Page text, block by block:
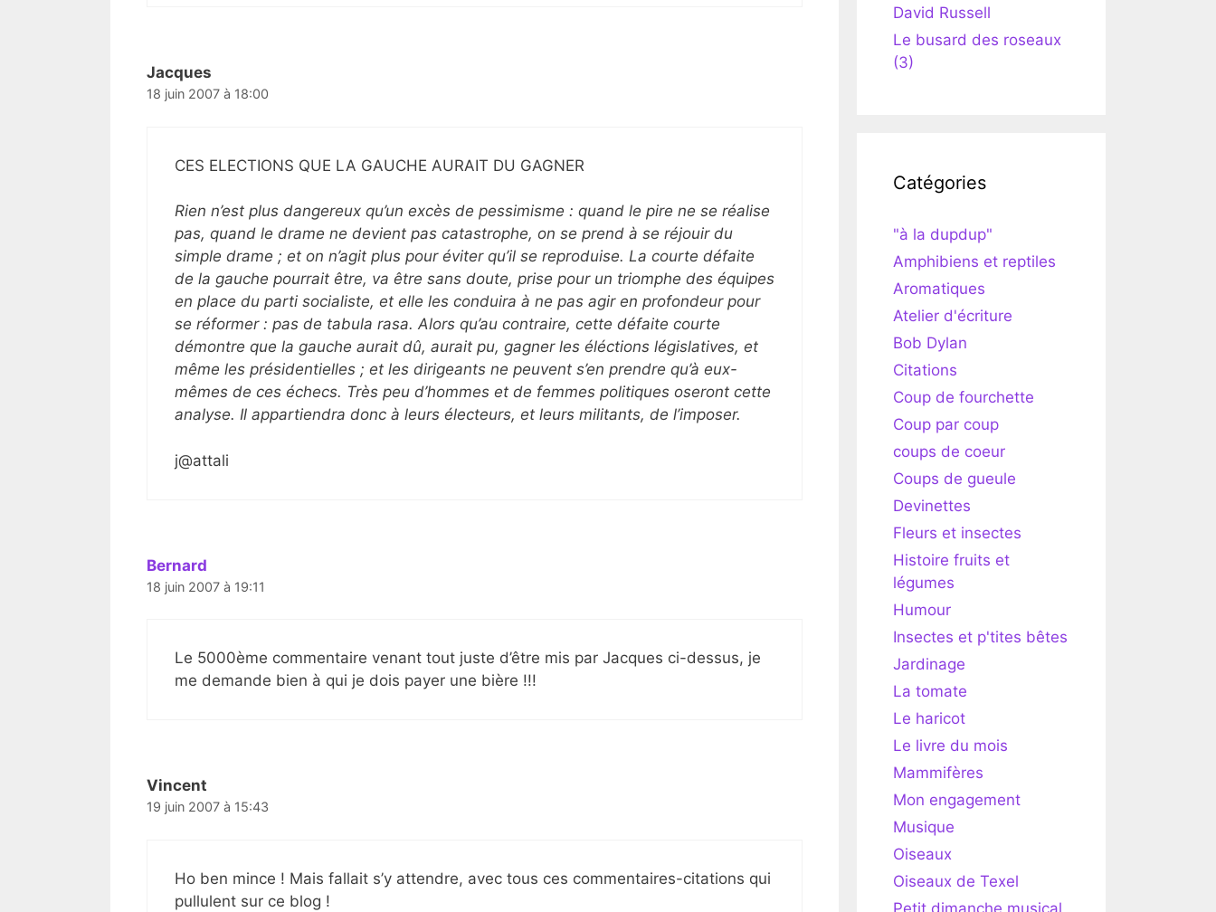
Jacques
18 juin 2007 à 18:00
CES ELECTIONS QUE LA GAUCHE AURAIT DU GAGNER
Rien n’est plus dangereux qu’un excès de pessimisme : quand le pire ne se réalise
pas, quand le drame ne devient pas catastrophe, on se prend à se réjouir du
simple drame ; et on n’agit plus pour éviter qu’il se reproduise. La courte défaite
de la gauche pourrait être, va être sans doute, prise pour un triomphe des équipes
en place du parti socialiste, et elle les conduira à ne pas agir en profondeur pour
se réformer : pas de tabula rasa. Alors qu’au contraire, cette défaite courte
démontre que la gauche aurait dû, aurait pu, gagner les éléctions législatives, et
même les présidentielles ; et les dirigeants ne peuvent s’en prendre qu’à eux-
mêmes de ces échecs. Très peu d’hommes et de femmes politiques oseront cette
analyse. Il appartiendra donc à leurs électeurs, et leurs militants, de l’imposer.
j@attali
Bernard
18 juin 2007 à 19:11
Le 5000ème commentaire venant tout juste d’être mis par Jacques ci-dessus, je
me demande bien à qui je dois payer une bière !!!
Vincent
19 juin 2007 à 15:43
Ho ben mince ! Mais fallait s’y attendre, avec tous ces commentaires-citations qui
pullulent sur ce blog !
David Russell
Le busard des roseaux
(3)
Catégories
"à la dupdup"
Amphibiens et reptiles
Aromatiques
Atelier d'écriture
Bob Dylan
Citations
Coup de fourchette
Coup par coup
coups de coeur
Coups de gueule
Devinettes
Fleurs et insectes
Histoire fruits et
légumes
Humour
Insectes et p'tites bêtes
Jardinage
La tomate
Le haricot
Le livre du mois
Mammifères
Mon engagement
Musique
Oiseaux
Oiseaux de Texel
Petit dimanche musical